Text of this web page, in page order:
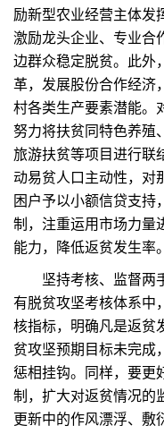
励新型农业经营主体发
激励龙头企业、专业合
边群众稳定脱贫。此外
革，发展股份合作经济
村各类生产要素潜能。
努力将扶贫同特色养殖
旅游扶贫等项目进行联
动易贫人口主动性，对
困户予以小额信贷支持
制，注重运用市场力量
能力，降低返贫发生率。
坚持考核、监督两手
有脱贫攻坚考核体系中
核指标，明确凡是返贫
贫攻坚预期目标未完成
惩相挂钩。同样，要更
制，扩大对返贫情况的
更新中的作风漂浮、敷